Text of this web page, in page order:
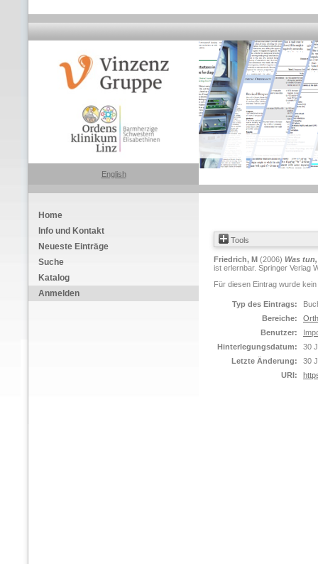
English
Home
Info und Kontakt
Neueste Einträge
Suche
Katalog
Anmelden
Tools
Friedrich, M (2006) Was
ist erlernbar. Springer Verlag
Für diesen Eintrag wurde
Typ des Eintrags:
Bereiche:
Benutzer:
Hinterlegungsdatum:
30
Letzte Änderung:
30
URI: